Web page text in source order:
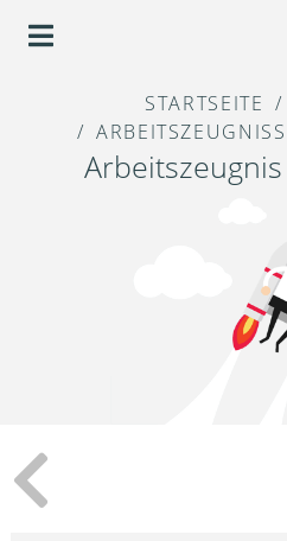
STARTSEITE